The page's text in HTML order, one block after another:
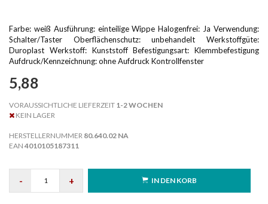
Farbe: weiß Ausführung: einteilige Wippe Halogenfrei: Ja Verwendung:
Schalter/Taster Oberflächenschutz: unbehandelt Werkstoffgüte:
Duroplast Werkstoff: Kunststoff Befestigungsart: Klemmbefestigung
Aufdruck/Kennzeichnung: ohne Aufdruck Kontrollfenster
5,88
VORAUSSICHTLICHE LIEFERZEIT 1-2 WOCHEN
KEIN LAGER
HERSTELLERNUMMER 80.640.02 NA
EAN 4010105187311
- + IN DEN KORB